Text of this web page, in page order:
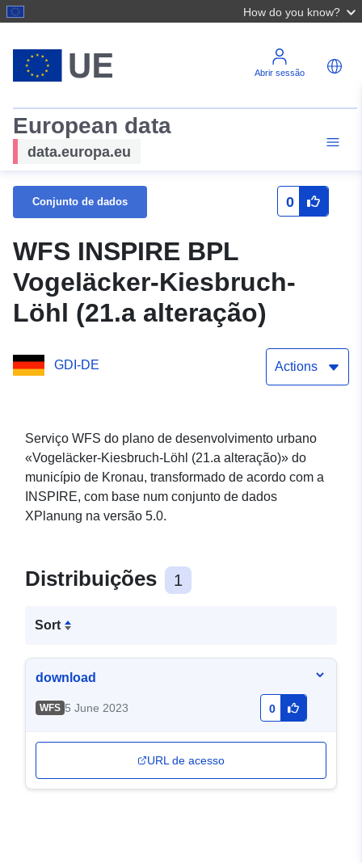
How do you know?
Abrir sessão
European data
data.europa.eu
Conjunto de dados 0
WFS INSPIRE BPL
Vogeläcker-Kiesbruch-
Löhl (21.a alteração)
GDI-DE Actions
Serviço WFS do plano de desenvolvimento urbano
«Vogeläcker-Kiesbruch-Löhl (21.a alteração)» do
município de Kronau, transformado de acordo com a
INSPIRE, com base num conjunto de dados
XPlanung na versão 5.0.
Distribuições 1
Sort
download
WFS 5 June 2023 0
URL de acesso